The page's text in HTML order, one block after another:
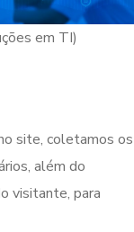
em TI)
site, coletamos os
além do
visitante, para